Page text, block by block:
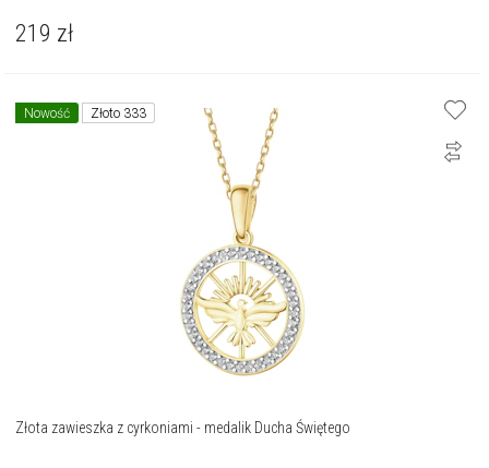
219 zł
Nowość Złoto 333
Złota zawieszka z cyrkoniami - medalik Ducha Świętego